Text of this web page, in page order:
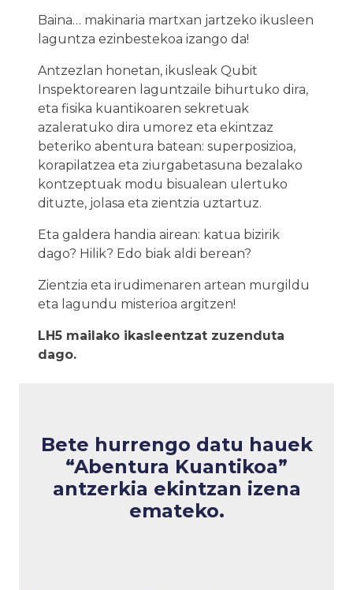
Baina… makinaria martxan jartzeko ikusleen
laguntza ezinbestekoa izango da!
Antzezlan honetan, ikusleak Qubit
Inspektorearen laguntzaile bihurtuko dira,
eta fisika kuantikoaren sekretuak
azaleratuko dira umorez eta ekintzaz
beteriko abentura batean: superposizioa,
korapilatzea eta ziurgabetasuna bezalako
kontzeptuak modu bisualean ulertuko
dituzte, jolasa eta zientzia uztartuz.
Eta galdera handia airean: katua bizirik
dago? Hilik? Edo biak aldi berean?
Zientzia eta irudimenaren artean murgildu
eta lagundu misterioa argitzen!
LH5 mailako ikasleentzat zuzenduta
dago.
Bete hurrengo datu hauek
“Abentura Kuantikoa”
antzerkia ekintzan izena
emateko.